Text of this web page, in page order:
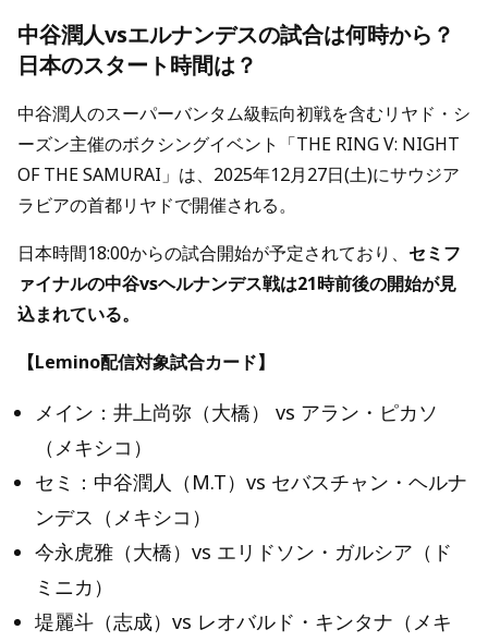
中谷潤人vsエルナンデスの試合は何時から？
日本のスタート時間は？
中谷潤人のスーパーバンタム級転向初戦を含むリヤド・シ
ーズン主催のボクシングイベント「THE RING V: NIGHT
OF THE SAMURAI」は、2025年12月27日(土)にサウジア
ラビアの首都リヤドで開催される。
日本時間18:00からの試合開始が予定されており、 セミフ
ァイナルの中谷vsヘルナンデス戦は21時前後の開始が見
込まれている。
【Lemino配信対象試合カード】
メイン：井上尚弥（大橋） vs アラン・ピカソ
（メキシコ）
セミ：中谷潤人（M.T）vs セバスチャン・ヘルナ
ンデス（メキシコ）
今永虎雅（大橋）vs エリドソン・ガルシア（ド
ミニカ）
堤麗斗（志成）vs レオバルド・キンタナ（メキ